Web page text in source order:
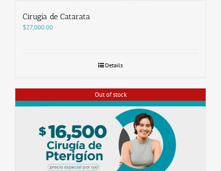
Cirugía de Catarata
$27,000.00
Details
Out of stock